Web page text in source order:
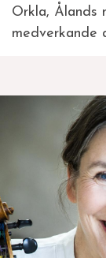
Orkla, Ålands
medverkande